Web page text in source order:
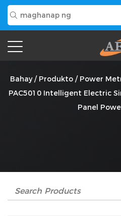
PAC5010 Intelligent Electric
Panel Power
Bahay/ Produkto/ Power
PAC5010 Intelligent Electric
Panel